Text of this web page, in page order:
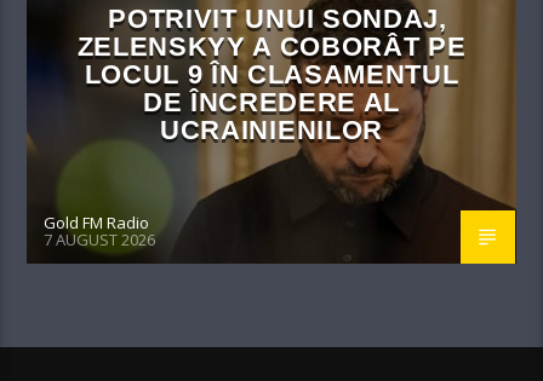
POTRIVIT UNUI SONDAJ,
ZELENSKYY A COBORÂT PE
LOCUL 9 ÎN CLASAMENTUL
DE ÎNCREDERE AL
UCRAINIENILOR
Gold FM Radio
7 AUGUST 2026